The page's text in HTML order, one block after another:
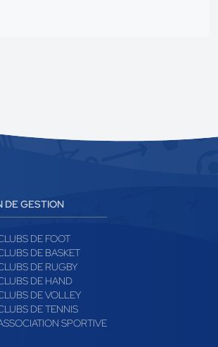
DE GESTION
DE FOOT
DE BASKET
DE RUGBY
DE HAND
DE VOLLEY
DE TENNIS
SPORTIVE